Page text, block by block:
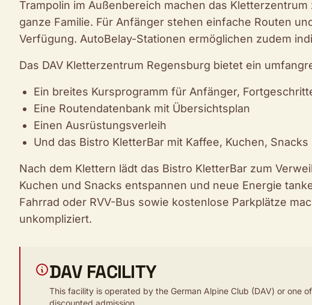
Trampolin im Außenbereich machen das
ganze Familie. Für Anfänger stehen einfache Routen
Verfügung. AutoBelay-Stationen ermöglichen zudem
Das DAV Kletterzentrum Regensburg bietet ein
Ein breites Kursprogramm für Anfänger,
Eine Routendatenbank mit Übersichtsplan
Einen Ausrüstungsverleih
Und das Bistro KletterBar mit Kaffee, Kuchen, Snacks
Nach dem Klettern lädt das Bistro KletterBar zum
Kuchen und Snacks entspannen und neue Energie
Fahrrad oder RVV-Bus sowie kostenlose Parkplätze
unkompliziert.
DAV FACILITY
This facility is operated by the German Alpine Club (DAV) or one
discounted admission.